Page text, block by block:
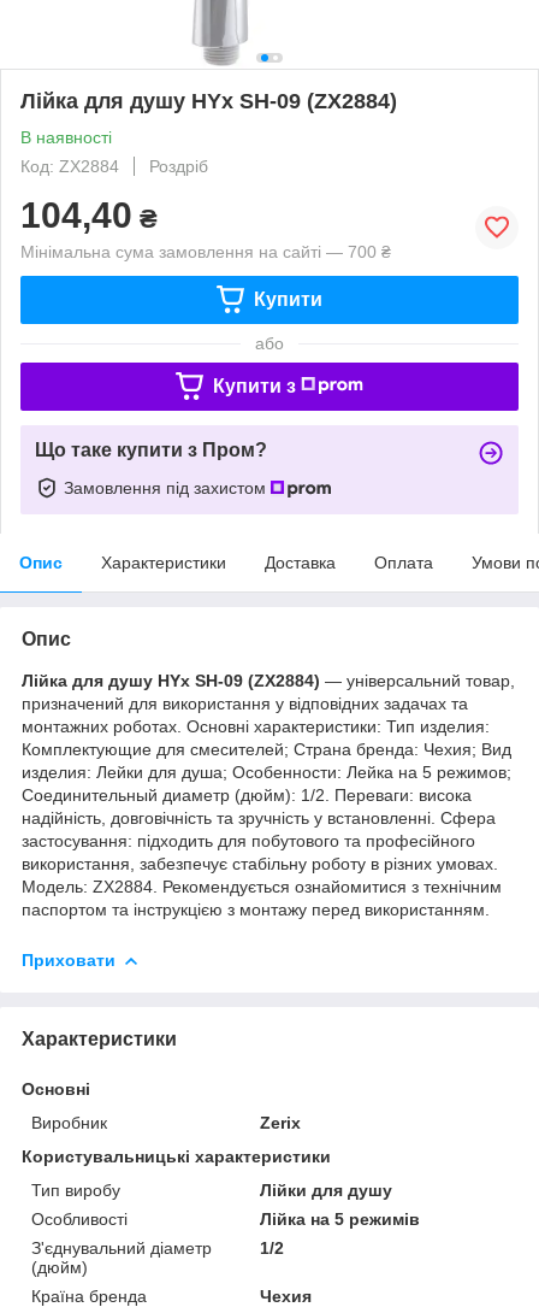
Лійка для душу HYx SH-09 (ZX2884)
В наявності
Код: ZX2884
Роздріб
104,40 ₴
Мінімальна сума замовлення на сайті — 700 ₴
Купити
або
Купити з
Що таке купити з Пром?
Замовлення під захистом
Опис Характеристики Доставка Оплата Умови
Опис
Лійка для душу HYx SH-09 (ZX2884) — універсальний товар,
призначений для використання у відповідних задачах та
монтажних роботах. Основні характеристики: Тип изделия:
Комплектующие для смесителей; Страна бренда: Чехия; Вид
изделия: Лейки для душа; Особенности: Лейка на 5 режимов;
Соединительный диаметр (дюйм): 1/2. Переваги: висока
надійність, довговічність та зручність у встановленні. Сфера
застосування: підходить для побутового та професійного
використання, забезпечує стабільну роботу в різних умовах.
Модель: ZX2884. Рекомендується ознайомитися з технічним
паспортом та інструкцією з монтажу перед використанням.
Приховати
Характеристики
Основні
Виробник
Zerix
Користувальницькі характеристики
Тип виробу
Лійки для душу
Особливості
Лійка на 5 режимів
З'єднувальний діаметр
(дюйм)
1/2
Країна бренда
Чехия